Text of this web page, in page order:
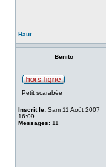
Haut
Benito
Petit scarabée
Inscrit le: Sam 11 Août 2007
16:09
Messages: 11